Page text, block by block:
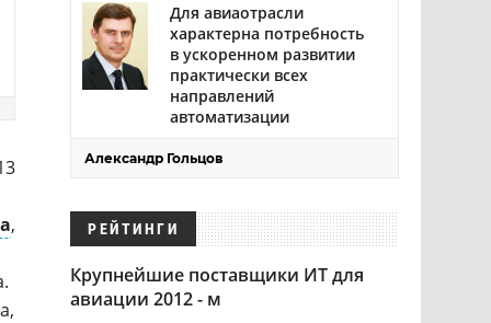
,
Для авиаотрасли
характерна потребность
в ускоренном развитии
практически всех
направлений
автоматизации
Александр Гольцов
РЕЙТИНГИ
Крупнейшие поставщики ИТ для
авиации 2012 - м